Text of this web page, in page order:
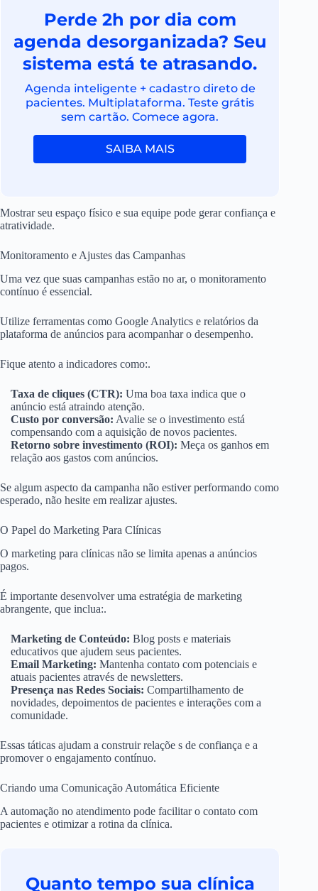
Perde 2h por dia com
agenda desorganizada? Seu
sistema está te atrasando.
Agenda inteligente + cadastro direto de
pacientes. Multiplataforma. Teste grátis
sem cartão. Comece agora.
SAIBA MAIS
Mostrar seu espaço físico e sua equipe pode gerar confiança e
atratividade.
Monitoramento e Ajustes das Campanhas
Uma vez que suas campanhas estão no ar, o monitoramento
contínuo é essencial.
Utilize ferramentas como Google Analytics e relatórios da
plataforma de anúncios para acompanhar o desempenho.
Fique atento a indicadores como:.
Taxa de cliques (CTR): Uma boa taxa indica que o
anúncio está atraindo atenção.
Custo por conversão: Avalie se o investimento está
compensando com a aquisição de novos pacientes.
Retorno sobre investimento (ROI): Meça os ganhos em
relação aos gastos com anúncios.
Se algum aspecto da campanha não estiver performando como
esperado, não hesite em realizar ajustes.
O Papel do Marketing Para Clínicas
O marketing para clínicas não se limita apenas a anúncios
pagos.
É importante desenvolver uma estratégia de marketing
abrangente, que inclua:.
Marketing de Conteúdo: Blog posts e materiais
educativos que ajudem seus pacientes.
Email Marketing: Mantenha contato com potenciais e
atuais pacientes através de newsletters.
Presença nas Redes Sociais: Compartilhamento de
novidades, depoimentos de pacientes e interações com a
comunidade.
Essas táticas ajudam a construir relaçõe s de confiança e a
promover o engajamento contínuo.
Criando uma Comunicação Automática Eficiente
A automação no atendimento pode facilitar o contato com
pacientes e otimizar a rotina da clínica.
Quanto tempo sua clínica